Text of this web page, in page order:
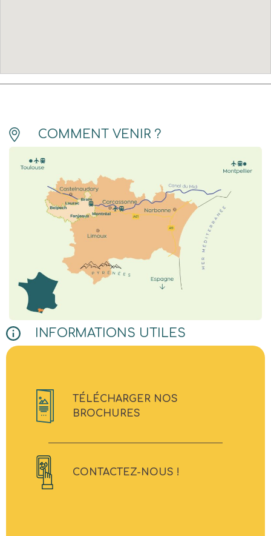
COMMENT VENIR ?
INFORMATIONS UTILES
TÉLÉCHARGER NOS
BROCHURES
CONTACTEZ-NOUS !